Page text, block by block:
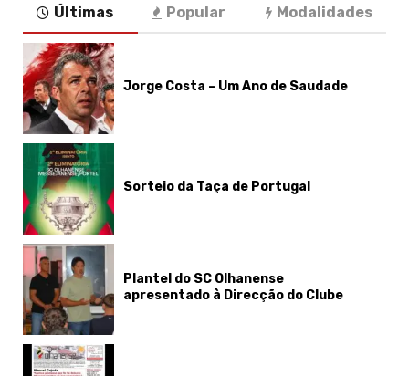
Últimas Popular Modalidades
Jorge Costa – Um Ano de Saudade
Sorteio da Taça de Portugal
Plantel do SC Olhanense
apresentado à Direcção do Clube